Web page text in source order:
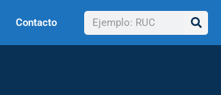
Contacto Buscar